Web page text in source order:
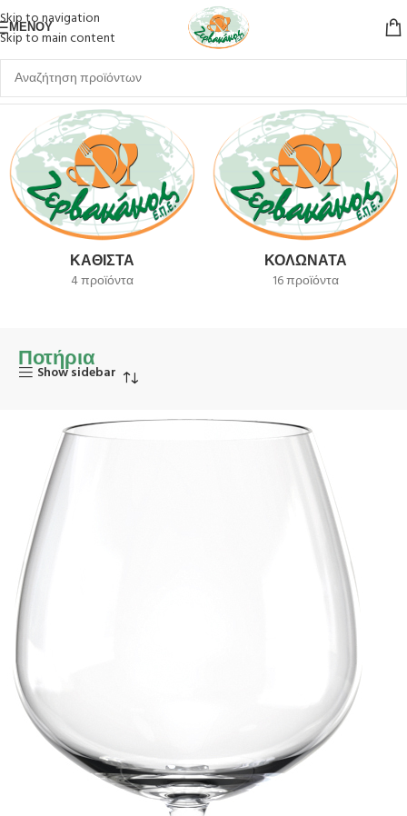
Skip to navigation
Skip to main content
ΜΕΝΟΎ
Αρχική σελίδα Ποτήρια
ΚΑΘΙΣΤΆ
4 προϊόντα
ΚΟΛΩΝΆΤΑ
16 προϊόντα
Ποτήρια
Show sidebar